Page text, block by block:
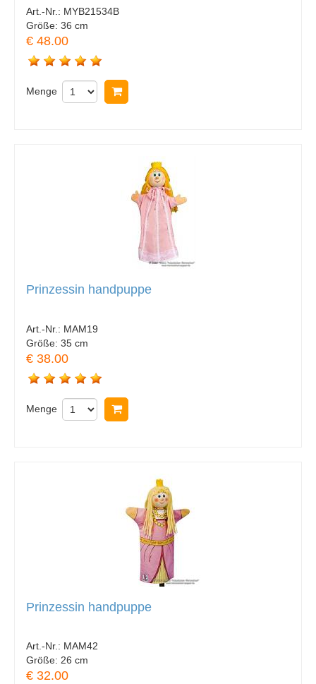
Art.-Nr.: MYB21534B
Größe: 36 cm
€ 48.00
Menge
Prinzessin handpuppe
Art.-Nr.: MAM19
Größe: 35 cm
€ 38.00
Menge
Prinzessin handpuppe
Art.-Nr.: MAM42
Größe: 26 cm
€ 32.00